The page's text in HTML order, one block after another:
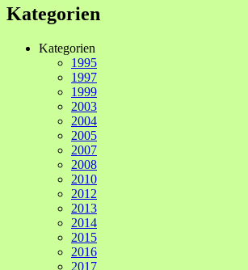
Kategorien
Kategorien
1995
1997
1999
2003
2004
2005
2007
2008
2010
2012
2013
2014
2015
2016
2017